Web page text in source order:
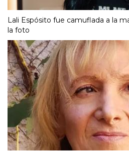
Lali Espósito fue camuflada a la
la foto